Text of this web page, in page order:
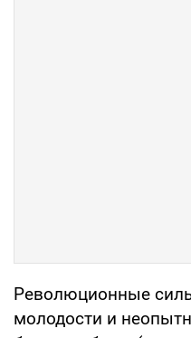
Революционные
молодости и